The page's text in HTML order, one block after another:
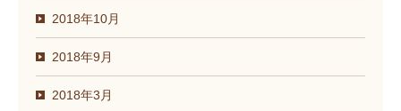
2018年10月
2018年9月
2018年3月